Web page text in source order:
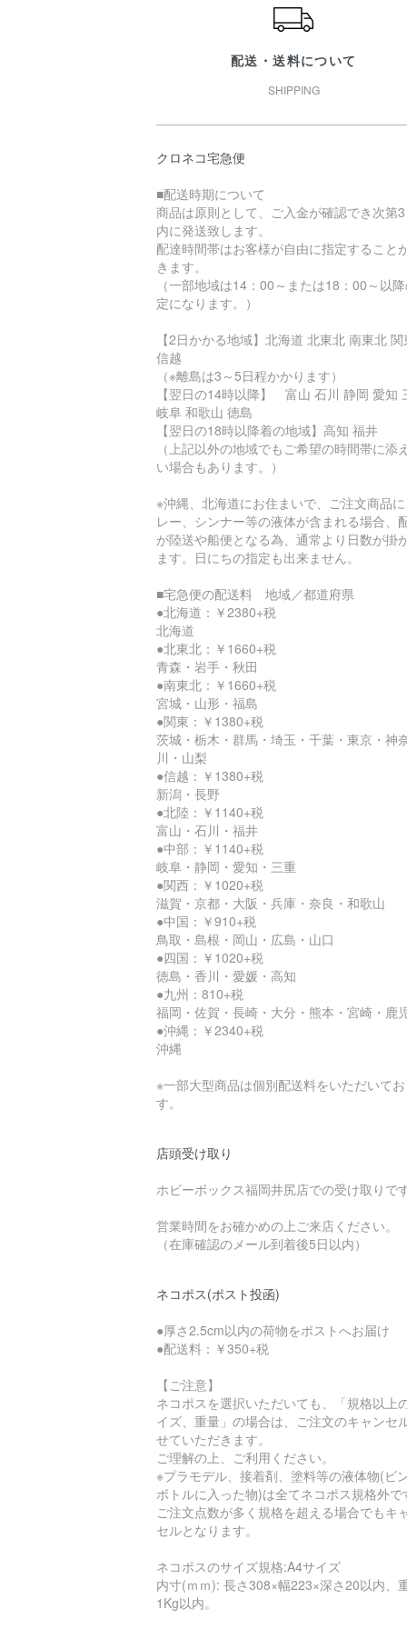
配送・送料について
SHIPPING
クロネコ宅急便
■配送時期について
商品は原則として、ご入金が確認でき次第
内に発送致します。
配達時間帯はお客様が自由に指定すること
きます。
（一部地域は14：00～または18：00～以
定になります。）
【2日かかる地域】北海道 北東北 南東北 関
信越
（※離島は3～5日程かかります）
【翌日の14時以降】 富山 石川 静岡 愛知
岐阜 和歌山 徳島
【翌日の18時以降着の地域】高知 福井
（上記以外の地域でもご希望の時間帯に添
い場合もあります。）
※沖縄、北海道にお住まいで、ご注文商品
レー、シンナー等の液体が含まれる場合、
が陸送や船便となる為、通常より日数が掛
ます。日にちの指定も出来ません。
■宅急便の配送料 地域／都道府県
●北海道：￥2380+税
北海道
●北東北：￥1660+税
青森・岩手・秋田
●南東北：￥1660+税
宮城・山形・福島
●関東：￥1380+税
茨城・栃木・群馬・埼玉・千葉・東京・神
川・山梨
●信越：￥1380+税
新潟・長野
●北陸：￥1140+税
富山・石川・福井
●中部：￥1140+税
岐阜・静岡・愛知・三重
●関西：￥1020+税
滋賀・京都・大阪・兵庫・奈良・和歌山
●中国：￥910+税
鳥取・島根・岡山・広島・山口
●四国：￥1020+税
徳島・香川・愛媛・高知
●九州：810+税
福岡・佐賀・長崎・大分・熊本・宮崎・鹿
●沖縄：￥2340+税
沖縄
※一部大型商品は個別配送料をいただいて
す。
店頭受け取り
ホビーボックス福岡井尻店での受け取りで
営業時間をお確かめの上ご来店ください。
（在庫確認のメール到着後5日以内）
ネコポス(ポスト投函)
●厚さ2.5cm以内の荷物をポストへお届け
●配送料：￥350+税
【ご注意】
ネコポスを選択いただいても、「規格以上
イズ、重量」の場合は、ご注文のキャンセ
せていただきます。
ご理解の上、ご利用ください。
※プラモデル、接着剤、塗料等の液体物(ビ
ボトルに入った物)は全てネコポス規格外で
ご注文点数が多く規格を超える場合でもキ
セルとなります。
ネコポスのサイズ規格:A4サイズ
内寸(ｍｍ): 長さ308×幅223×深さ20以内、
1Kg以内。